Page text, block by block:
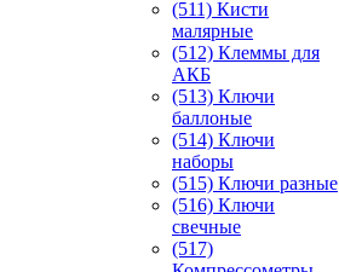
(511) Кисти
малярные
(512) Клеммы для
АКБ
(513) Ключи
баллоные
(514) Ключи
наборы
(515) Ключи разные
(516) Ключи
свечные
(517)